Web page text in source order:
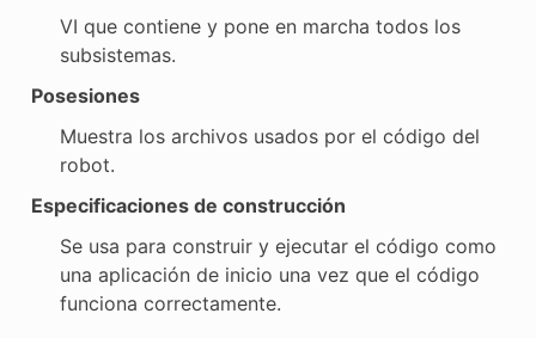
VI que contiene y pone en marcha todos los
subsistemas.
Posesiones
Muestra los archivos usados por el código del
robot.
Especificaciones de construcción
Se usa para construir y ejecutar el código como
una aplicación de inicio una vez que el código
funciona correctamente.